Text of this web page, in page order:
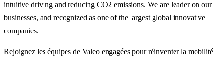
intuitive driving and reducing CO2 emissions. We are leader on our
businesses, and recognized as one of the largest global innovative
companies.
Rejoignez les équipes de Valeo engagées pour réinventer la mobilité